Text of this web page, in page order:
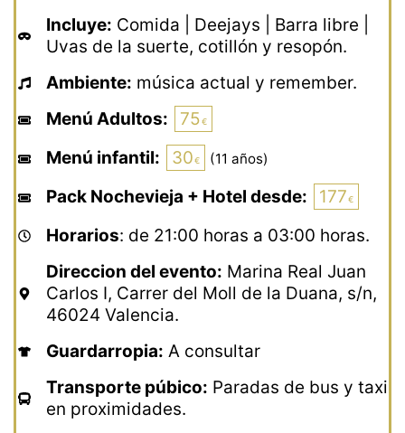
Incluye: Comida | Deejays | Barra libre |
Uvas de la suerte, cotillón y resopón.
Ambiente: música actual y remember.
Menú Adultos:
75
Menú infantil:
30 (11 años)
Pack Nochevieja + Hotel desde:
177
Horarios: de 21:00 horas a 03:00 horas.
Direccion del evento: Marina Real Juan
Carlos I, Carrer del Moll de la Duana, s/n,
46024 Valencia.
Guardarropia: A consultar
Transporte púbico: Paradas de bus y taxi
en proximidades.